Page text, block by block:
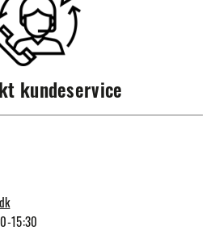
kundeservice
15:30